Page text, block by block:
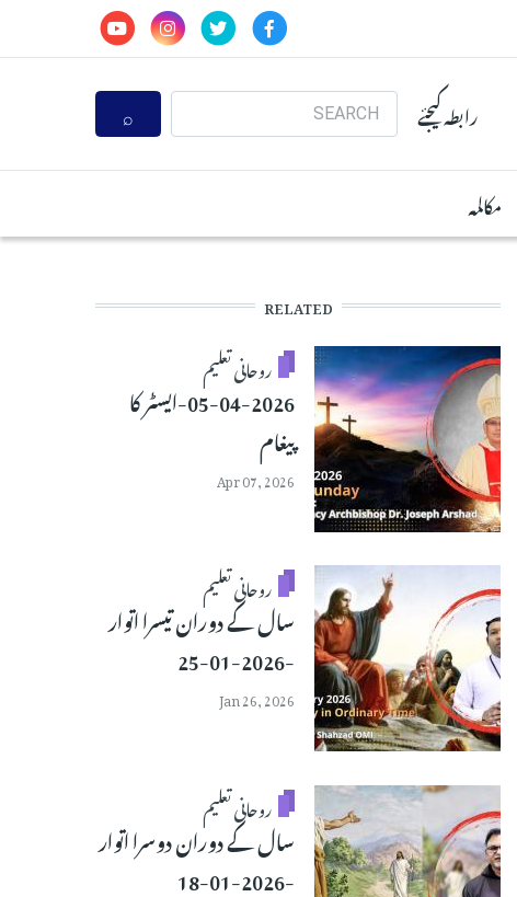
رابطہ کیجئے
Search
مکالمہ
RELATED
روحانی تعلیم
05-04-2026-ایسٹر کا
پیغام
Apr 07, 2026
روحانی تعلیم
سال کے دوران تیسرا اتوار
-2026-01-25
Jan 26, 2026
روحانی تعلیم
سال کے دوران دوسرا اتوار
-2026-01-18